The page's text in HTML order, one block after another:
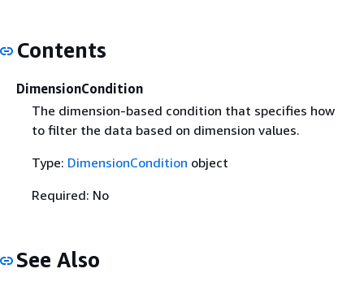
Contents
DimensionCondition
The dimension-based condition that specifies how
to filter the data based on dimension values.
Type: DimensionCondition object
Required: No
See Also